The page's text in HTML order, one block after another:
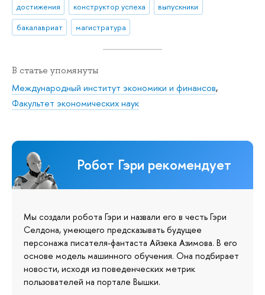
достижения конструктор успеха
выпускники
бакалавриат
магистратура
В статье упомянуты
Международный институт экономики и финансов,
Факультет экономических наук
Робот Гэри рекомендует
Мы создали робота Гэри и назвали его в честь Гэри
Селдона, умеющего предсказывать будущее
персонажа писателя-фантаста Айзека Азимова. В его
основе модель машинного обучения. Она подбирает
новости, исходя из поведенческих метрик
пользователей на портале Вышки.